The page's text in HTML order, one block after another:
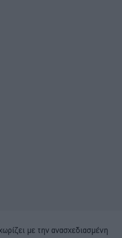
με την ανασχεδιασμένη